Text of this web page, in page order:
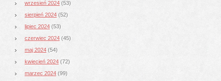
wrzesień 2024 (53)
sierpień 2024 (52)
lipiec 2024 (53)
czerwiec 2024 (45)
maj 2024 (54)
kwiecień 2024 (72)
marzec 2024 (99)